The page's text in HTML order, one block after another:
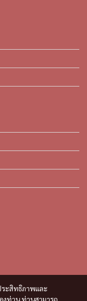
ระสิทธิภาพและ
งท่าน ท่านสามารถ